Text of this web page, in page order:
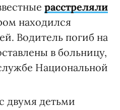
расстреляли
находился
Водитель погиб на
в больницу,
Национальной
двумя детьми